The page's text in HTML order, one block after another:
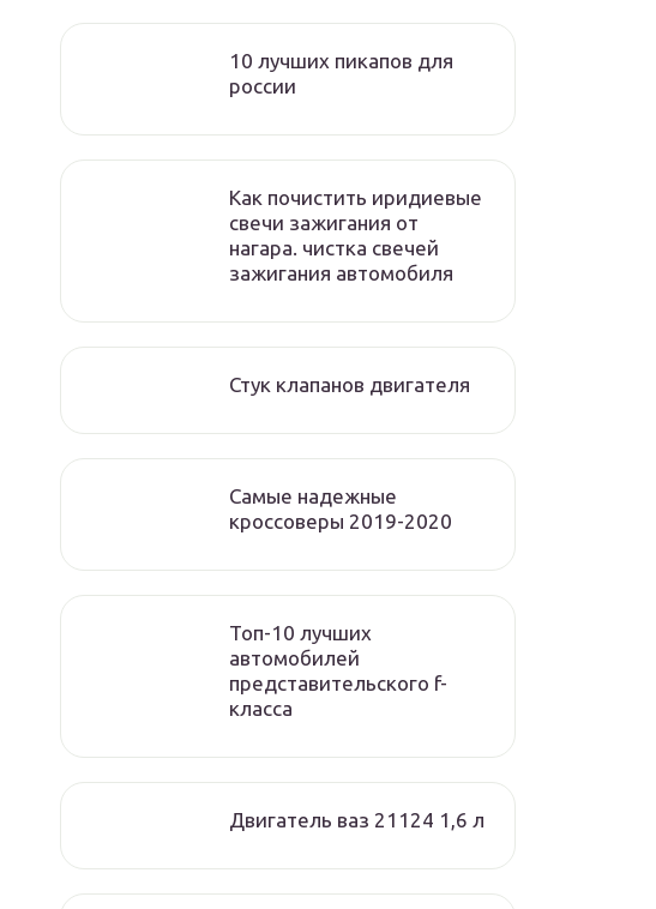
10 лучших пикапов для
россии
Как почистить иридиевые
свечи зажигания от
нагара. чистка свечей
зажигания автомобиля
Стук клапанов двигателя
Самые надежные
кроссоверы 2019-2020
Топ-10 лучших
автомобилей
представительского f-
класса
Двигатель ваз 21124 1,6 л